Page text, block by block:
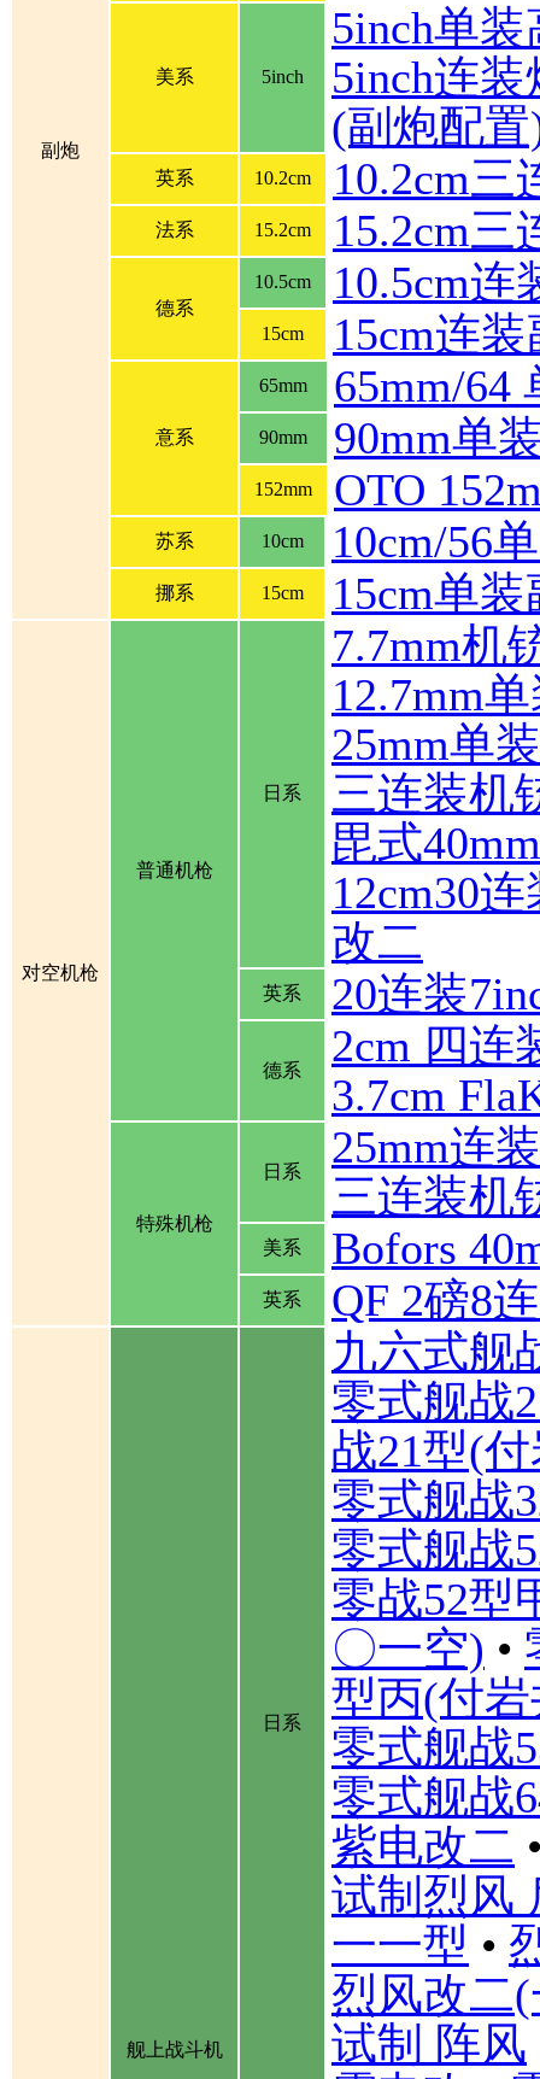
副炮
美系 5inch
5inch单
5inch连装
(副炮配
英系 10.2cm 10.2cm三
法系 15.2cm 15.2cm三
德系
10.5cm 10.5cm连
15cm 15cm连
意系
65mm 65mm/64
90mm 90mm单
152mm OTO
苏系 10cm 10cm/56
挪系 15cm 15cm单
对空机枪
普通机枪
日系
7.7mm机
12.7mm
25mm单
三连装机
毘式
12cm30
改二
英系 20连装
德系
2cm 四连
3.7cm
特殊机枪
日系
25mm连
三连装机
美系 Bofors
英系 QF 2磅8
舰上战斗机
日系
九六式舰
零式舰战
战21型(
零式舰战
零式舰战
零战52型
〇一空) •
型丙(付
零式舰战
零式舰战
紫电改二
试制烈风
一一型 •
烈风改二
试制 阵风